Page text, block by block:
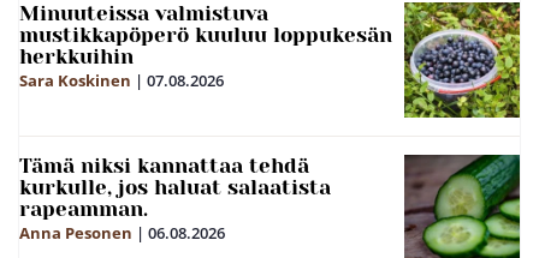
Minuuteissa valmistuva
mustikkapöperö kuuluu loppukesän
herkkuihin
Sara Koskinen | 07.08.2026
Tämä niksi kannattaa tehdä
kurkulle, jos haluat salaatista
rapeamman.
Anna Pesonen | 06.08.2026